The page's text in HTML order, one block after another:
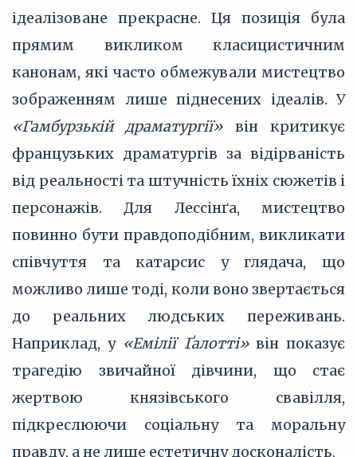
ідеалізоване прекрасне. Ця позиція була
прямим викликом класицистичним
канонам, які часто обмежували мистецтво
зображенням лише піднесених ідеалів. У
«Гамбурзькій драматургії»він критикує
французьких драматургів за відірваність
від реальності та штучність їхніх сюжетів і
персонажів. Для Лессінґа, мистецтво
повинно бути правдоподібним, викликати
співчуття та катарсис у глядача, що
можливо лише тоді, коли воно звертається
до реальних людських переживань.
Наприклад, у «Емілії Ґалотті»він показує
трагедію звичайної дівчини, що стає
жертвою князівського свавілля,
підкреслюючи соціальну та моральну
правду, а не лише естетичну досконалість.